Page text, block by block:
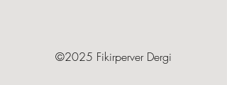
©2025 Fikirperver Dergi